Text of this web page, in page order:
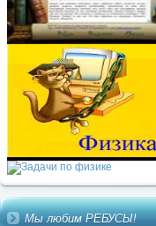
Мы любим РЕБУСЫ!